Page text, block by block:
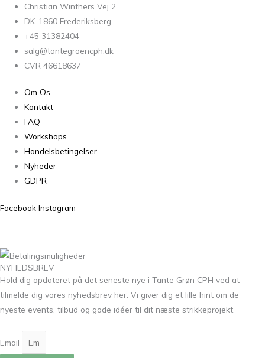
Christian Winthers Vej 2
DK-1860 Frederiksberg
+45 31382404
salg@tantegroencph.dk
CVR 46618637
Om Os
Kontakt
FAQ
Workshops
Handelsbetingelser
Nyheder
GDPR
Facebook Instagram
NYHEDSBREV
Hold dig opdateret på det seneste nye i Tante Grøn CPH ved at
tilmelde dig vores nyhedsbrev her. Vi giver dig et lille hint om de
nyeste events, tilbud og gode idéer til dit næste strikkeprojekt.
Email